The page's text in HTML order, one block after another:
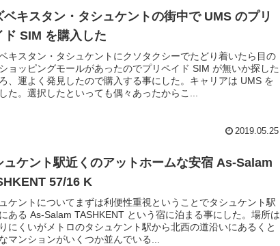
ベキスタン・タシュケントの街中で UMS のプリ
ド SIM を購入した
キスタン・タシュケントにクソタクシーでたどり着いたら目の
ョッピングモールがあったのでプリペイド SIM が無いか探した
、運よく発見したので購入する事にした。キャリアは UMS を
た。選択したといっても偶々あったからこ...
2019.05.25
ュケント駅近くのアットホームな安宿 As-Salam
57/16 K
ケントについてまずは利便性重視ということでタシュケント駅
ある As-Salam TASHKENT という宿に泊まる事にした。場所は
にくいがメトロのタシュケント駅から北西の道沿いにあるくと
マンションがいくつか並んでいる...